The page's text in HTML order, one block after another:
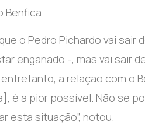
Benfica.
o Pedro Pichardo vai sair
enganado -, mas vai sair
a relação com o
é a pior possível. Não se
esta situação”, notou.